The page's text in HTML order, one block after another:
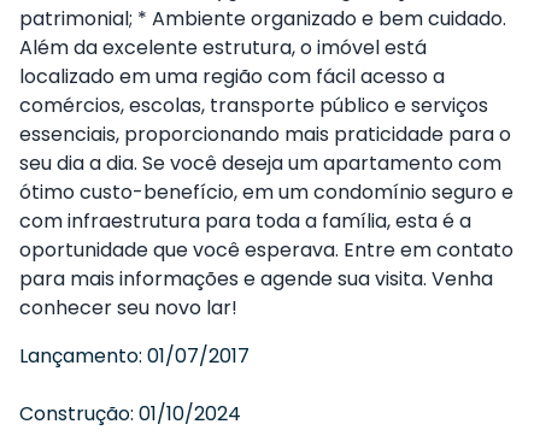
patrimonial; * Ambiente organizado e bem cuidado.
Além da excelente estrutura, o imóvel está
localizado em uma região com fácil acesso a
comércios, escolas, transporte público e serviços
essenciais, proporcionando mais praticidade para o
seu dia a dia. Se você deseja um apartamento com
ótimo custo-benefício, em um condomínio seguro e
com infraestrutura para toda a família, esta é a
oportunidade que você esperava. Entre em contato
para mais informações e agende sua visita. Venha
conhecer seu novo lar!
Lançamento: 01/07/2017
Construção: 01/10/2024